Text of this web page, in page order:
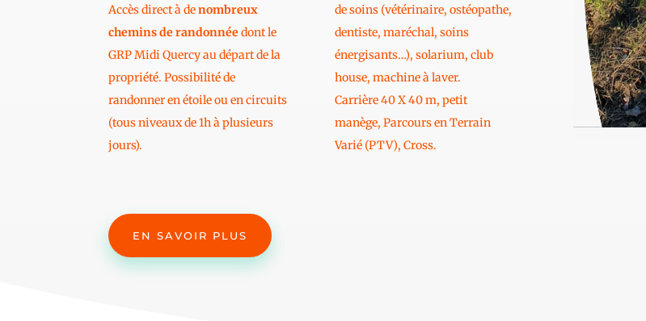
Accès direct à denombreux
chemins de randonnéedont le
GRP Midi Quercy au départ de la
propriété. Possibilité de
randonner en étoile ou en circuits
(tous niveaux de 1h à plusieurs
jours).
de soins (vétérinaire, ostéopathe,
dentiste, maréchal, soins
énergisants…), solarium, club
house, machine à laver.
Carrière 40 X 40 m, petit
manège, Parcours en Terrain
Varié (PTV), Cross.
EN SAVOIR PLUS